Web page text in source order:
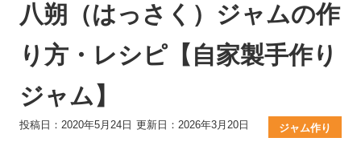
八朔（はっさく）ジャムの作
り方・レシピ【自家製手作り
ジャム】
投稿日：2020年5月24日 更新日：2026年3月20日 ジャム作り